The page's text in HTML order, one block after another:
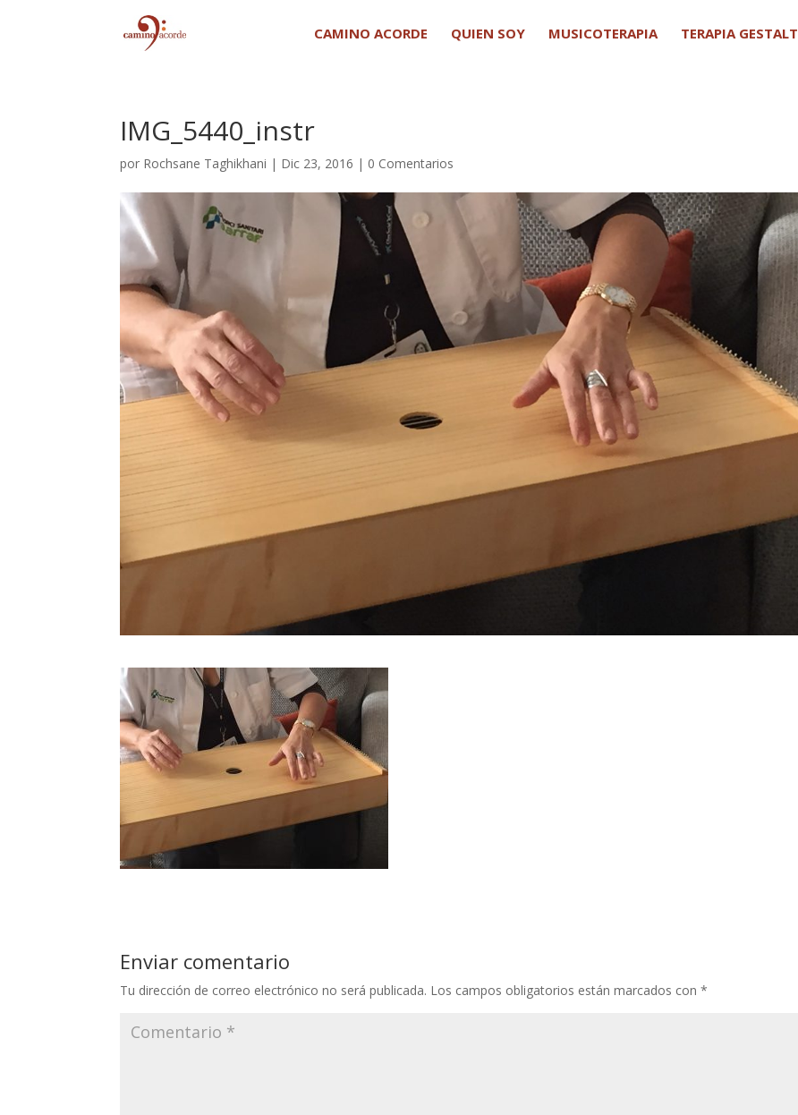
CAMINO ACORDE QUIEN SOY MUSICOTERAPIA TERAPIA GESTALT
IMG_5440_instr
por Rochsane Taghikhani | Dic 23, 2016 | 0 Comentarios
Enviar comentario
Tu dirección de correo electrónico no será publicada. Los campos obligatorios están marcados con*